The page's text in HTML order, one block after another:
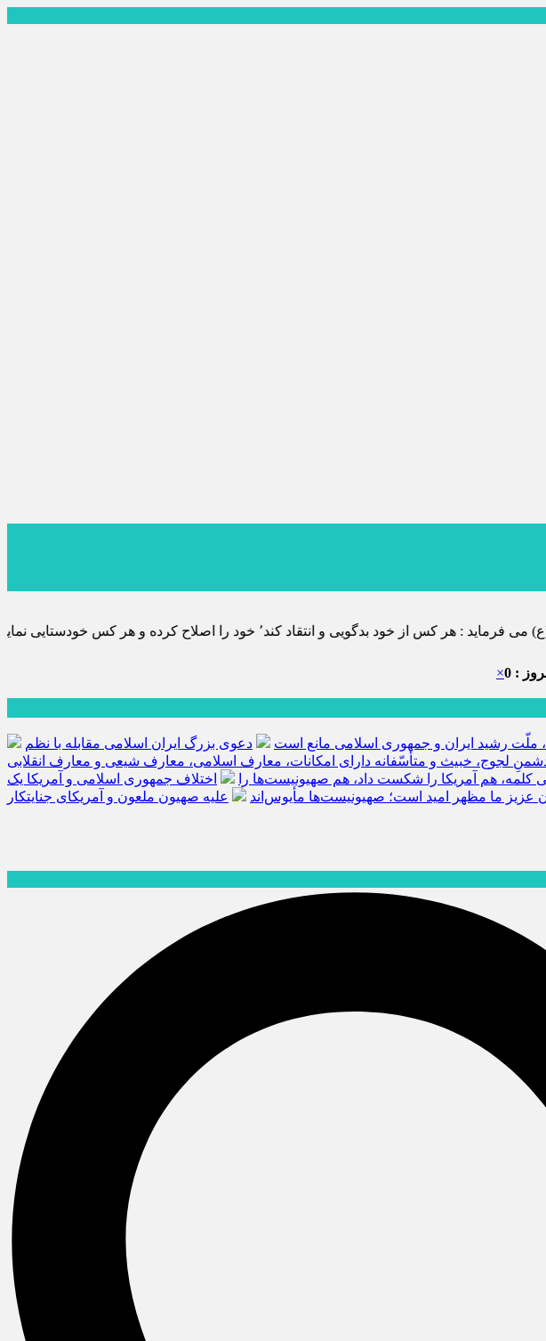
کند٬ خود را اصلاح کرده و هر کس خودستایی نماید٬ پس به تحقیق خویش را تباه نموده است.
: 0
×
ملّت رشید ایران و جمهوری اسلامی مانع است
دعوی بزرگ ایران اسلامی مقابله با نظم
لجوج، خبیث و متأسّفانه دارای امکانات، معارف اسلامی، معارف شیعی و معارف انقلابی
کلمه، هم آمریکا را شکست داد، هم صهیونیست‌ها را
اختلاف جمهوری اسلامی و آمریکا یک
عزیز ما مظهر امید است؛ صهیونیست‌ها مأیوس‌اند علیه صهیون ملعون و آمریکای جنایتکار